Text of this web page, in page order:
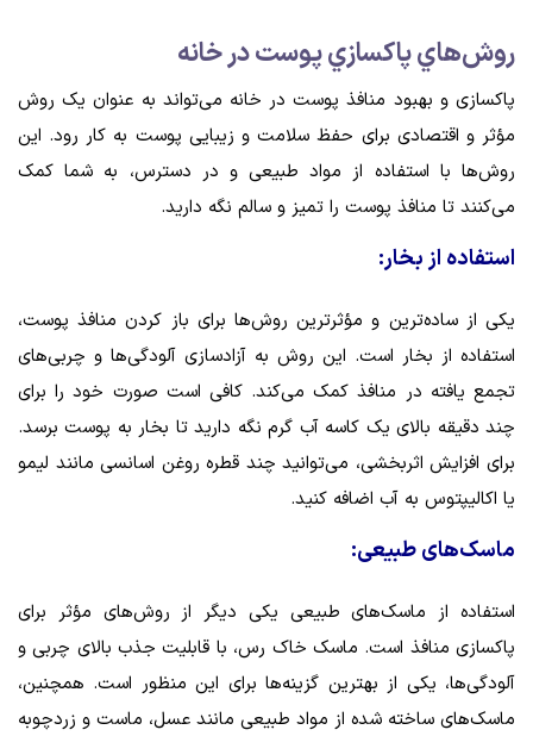
روش‌هاي پاكسازي پوست در خانه
پاکسازی و بهبود منافذ پوست در خانه می‌تواند به عنوان یک روش
مؤثر و اقتصادی برای حفظ سلامت و زیبایی پوست به کار رود. این
روش‌ها با استفاده از مواد طبیعی و در دسترس، به شما کمک
می‌کنند تا منافذ پوست را تمیز و سالم نگه دارید.
استفاده از بخار:
یکی از ساده‌ترین و مؤثرترین روش‌ها برای باز کردن منافذ پوست،
استفاده از بخار است. این روش به آزادسازی آلودگی‌ها و چربی‌های
تجمع یافته در منافذ کمک می‌کند. کافی است صورت خود را برای
چند دقیقه بالای یک کاسه آب گرم نگه دارید تا بخار به پوست برسد.
برای افزایش اثربخشی، می‌توانید چند قطره روغن اسانسی مانند لیمو
یا اکالیپتوس به آب اضافه کنید.
ماسک‌های طبیعی:
استفاده از ماسک‌های طبیعی یکی دیگر از روش‌های مؤثر برای
پاکسازی منافذ است. ماسک خاک رس، با قابلیت جذب بالای چربی و
آلودگی‌ها، یکی از بهترین گزینه‌ها برای این منظور است. همچنین،
ماسک‌های ساخته شده از مواد طبیعی مانند عسل، ماست و زردچوبه